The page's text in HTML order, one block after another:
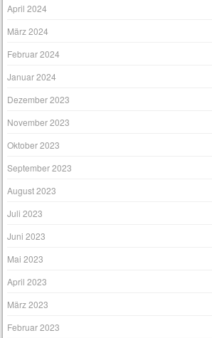
April 2024
März 2024
Februar 2024
Januar 2024
Dezember 2023
November 2023
Oktober 2023
September 2023
August 2023
Juli 2023
Juni 2023
Mai 2023
April 2023
März 2023
Februar 2023